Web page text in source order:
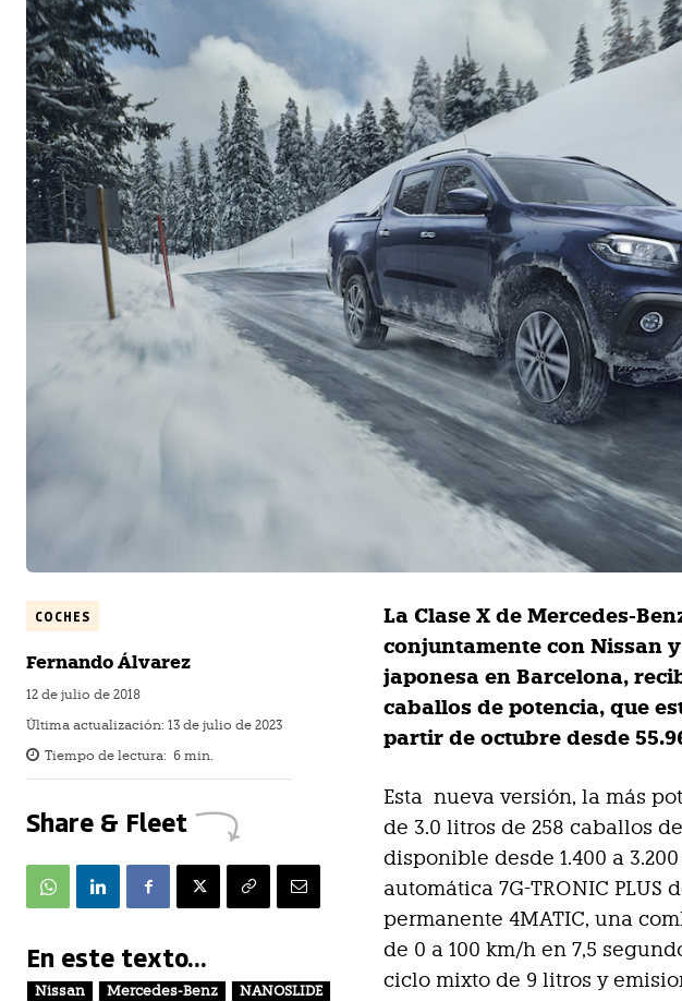
COCHES
Fernando Álvarez
12 de julio de 2018
Última actualización: 13 de julio de 2023
Tiempo de lectura: 6 min.
Share & Fleet
En este texto...
Nissan Mercedes-Benz
NANOSLIDE
La Clase X de Mercedes-
conjuntamente con Nissan
japonesa en Barcelona,
caballos de potencia, que
partir de octubre desde
Esta nueva versión, la más
de 3.0 litros de 258 caballos
disponible desde 1.400 a
automática 7G-TRONIC
permanente 4MATIC, una
de 0 a 100 km/h en 7,5
ciclo mixto de 9 litros y